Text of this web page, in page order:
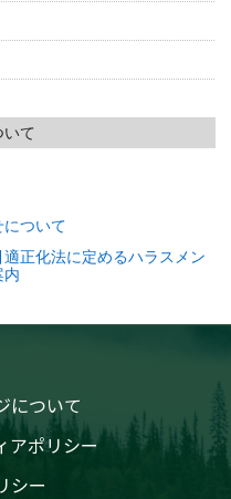
て
ついて
正化法に定めるハラスメン
内
について
アポリシー
シー